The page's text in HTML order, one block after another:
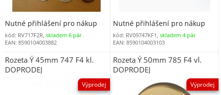
Nutné přihlášení pro nákup
kód: RV717F2R, skladem 6 pár
EAN: 8590104003882
Nutné přihlášení pro nákup
kód: RV09747KF1,skladem 4 pár
EAN: 8590104003103
Rozeta Ý 45mm 747 F4 kl.
DOPRODEJ
Výprodej
Rozeta Ý 50mm 785 F4 vl.
DOPRODEJ
Výprodej